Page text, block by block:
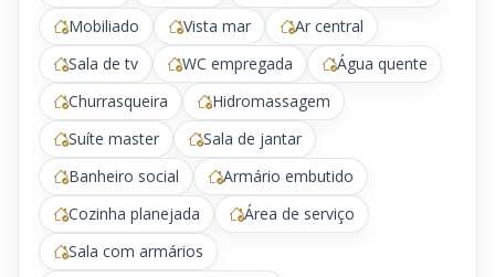
Mobiliado
Vista mar
Ar central
Sala de tv
WC empregada
Água quente
Churrasqueira
Hidromassagem
Suíte master
Sala de jantar
Banheiro social
Armário embutido
Cozinha planejada
Área de serviço
Sala com armários